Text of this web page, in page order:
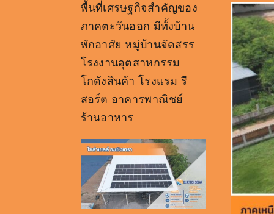
พื้นที่เศรษฐกิจสำคัญของ
ภาคตะวันออก มีทั้งบ้าน
พักอาศัย หมู่บ้านจัดสรร
โรงงานอุตสาหกรรม
โกดังสินค้า โรงแรม รี
สอร์ต อาคารพาณิชย์
ร้านอาหาร